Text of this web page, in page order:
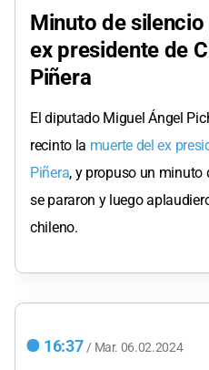
Minuto de
ex presidente de
Piñera
El diputado Miguel Ángel
recinto la muerte del ex
Piñera, y propuso un minuto
se pararon y luego
chileno.
16:37 / Mar. 06.02.2024